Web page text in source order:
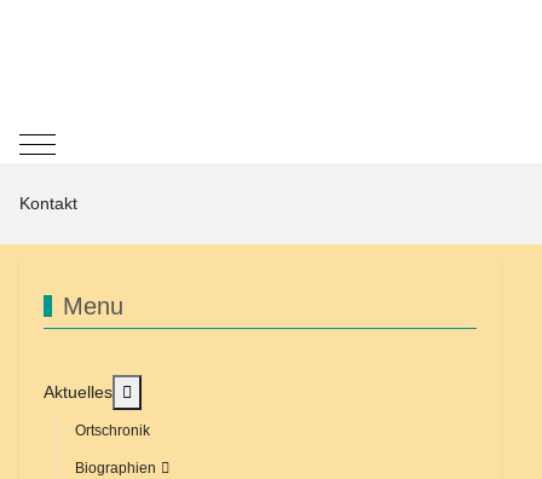
Mobile Menu Toggle
Kontakt
Menu
Aktuelles
Ortschronik
Biographien